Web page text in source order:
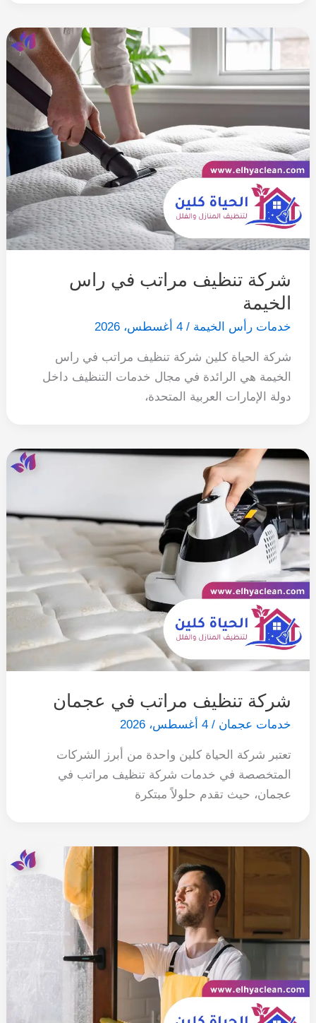
شركة تنظيف مراتب في راس
الخيمة
خدمات رأس الخيمة/4 أغسطس، 2026
شركة الحياة كلين شركة تنظيف مراتب في راس
الخيمة هي الرائدة في مجال خدمات التنظيف داخل
دولة الإمارات العربية المتحدة،
شركة تنظيف مراتب في عجمان
خدمات عجمان/4 أغسطس، 2026
تعتبر شركة الحياة كلين واحدة من أبرز الشركات
المتخصصة في خدمات شركة تنظيف مراتب في
عجمان، حيث تقدم حلولاً مبتكرة